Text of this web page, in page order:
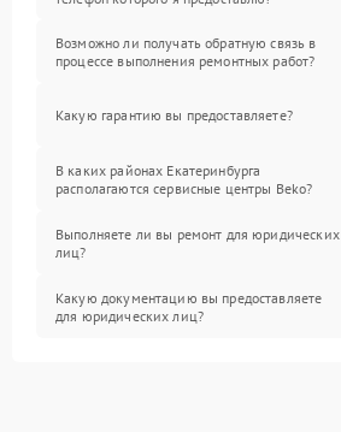
Возможно ли получать обратную связь в
процессе выполнения ремонтных работ?
Какую гарантию вы предоставляете?
В каких районах Екатеринбурга
располагаются сервисные центры Beko?
Выполняете ли вы ремонт для юридических
лиц?
Какую документацию вы предоставляете
для юридических лиц?